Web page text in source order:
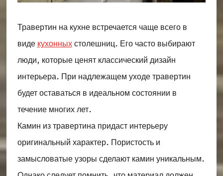
Травертин на кухне встречается чаще всего в
виде кухонныхстолешниц. Его часто выбирают
люди, которые ценят классический дизайн
интерьера. При надлежащем уходе травертин
будет оставаться в идеальном состоянии в
течение многих лет.
Камин из травертина придаст интерьеру
оригинальный характер. Пористость и
замысловатые узоры сделают камин уникальным.